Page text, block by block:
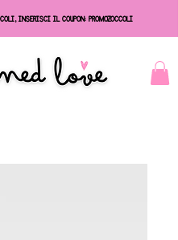
INSERISCI IL COUPON: PROMOZOCCOLI